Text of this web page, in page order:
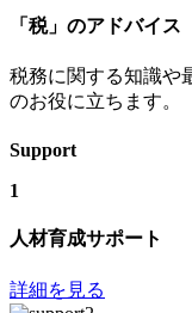
「税」のアドバイス
税務に関する知識や
のお役に立ちます。
Support
1
人材育成サポート
詳細を見る